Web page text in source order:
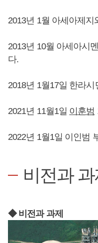
2013년 1월 아세아제
2013년 10월 아세아시
다.
2018년 1월17일 한라
2021년 11월1일 이훈범
2022년 1월1일 이인범
비전과
◆ 비전과 과제